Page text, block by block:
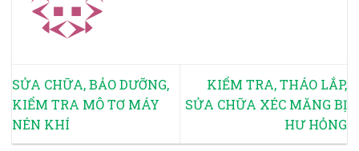
SỬA CHỮA, BẢO DƯỠNG,
KIỂM TRA MÔ TƠ MÁY
NÉN KHÍ
KIỂM TRA, THÁO LẮP,
SỬA CHỮA XÉC MĂNG BỊ
HƯ HỎNG